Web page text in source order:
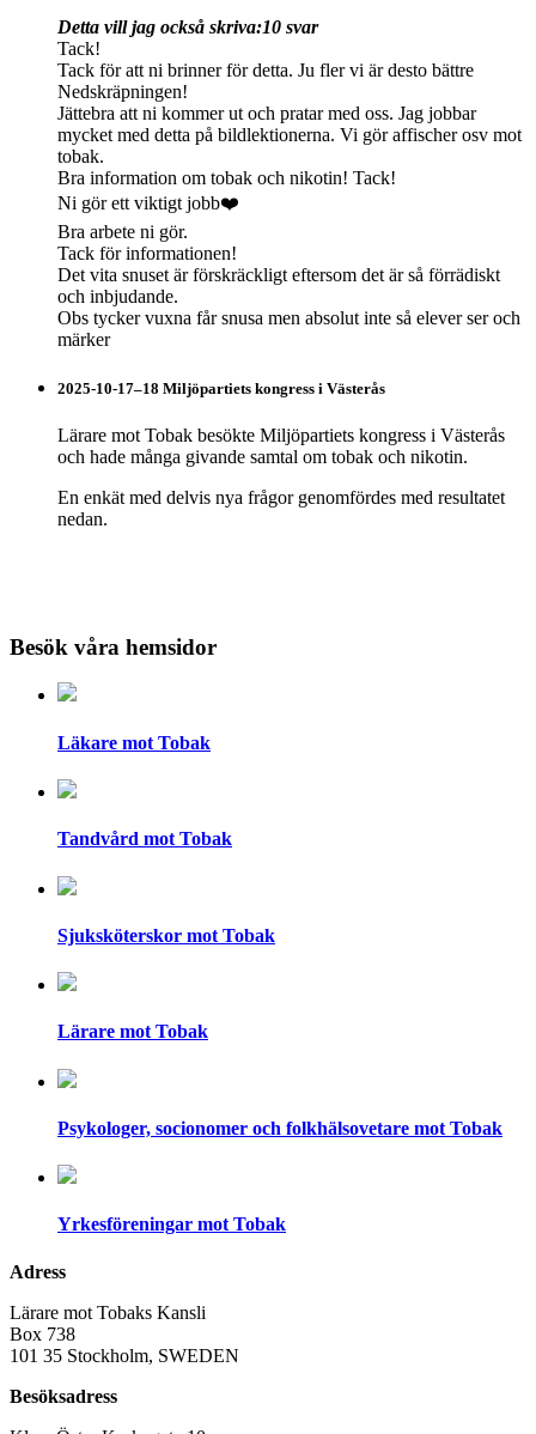
Detta vill jag också skriva:10 svar
Tack!
Tack för att ni brinner för detta. Ju fler vi är desto bättre
Nedskräpningen!
Jättebra att ni kommer ut och pratar med oss. Jag jobbar
mycket med detta på bildlektionerna. Vi gör affischer osv mot
tobak.
Bra information om tobak och nikotin! Tack!
Ni gör ett viktigt jobb❤️
Bra arbete ni gör.
Tack för informationen!
Det vita snuset är förskräckligt eftersom det är så förrädiskt
och inbjudande.
Obs tycker vuxna får snusa men absolut inte så elever ser och
märker
2025-10-17–18 Miljöpartiets kongress i Västerås
Lärare mot Tobak besökte Miljöpartiets kongress i Västerås
och hade många givande samtal om tobak och nikotin.
En enkät med delvis nya frågor genomfördes med resultatet
nedan.
Besök våra hemsidor
Läkare mot Tobak
Tandvård mot Tobak
Sjuksköterskor mot Tobak
Lärare mot Tobak
Psykologer, socionomer och folkhälsovetare mot Tobak
Yrkesföreningar mot Tobak
Adress
Lärare mot Tobaks Kansli
Box 738
101 35 Stockholm, SWEDEN
Besöksadress